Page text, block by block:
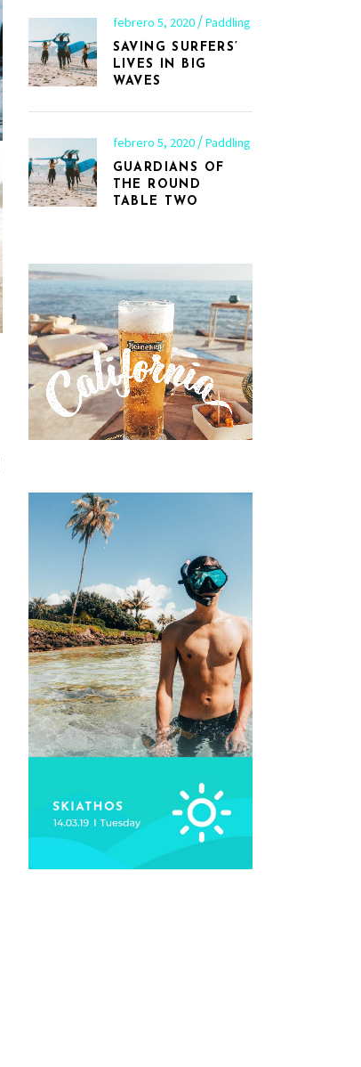
febrero 5, 2020 Paddling
SAVING SURFERS’
LIVES IN BIG
WAVES
febrero 5, 2020 Paddling
GUARDIANS OF
THE ROUND
TABLE TWO